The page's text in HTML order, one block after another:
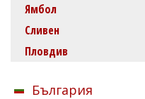
Ямбол
Сливен
Пловдив
България